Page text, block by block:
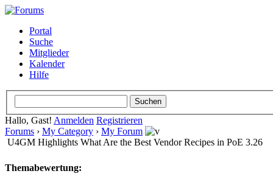
Portal
Suche
Mitglieder
Kalender
Hilfe
Hallo, Gast! Anmelden Registrieren
Forums › My Category › My Forum
U4GM Highlights What Are the Best Vendor Recipes in PoE 3.26
Themabewertung: